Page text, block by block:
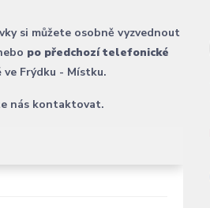
si můžete osobně vyzvednout
po předchozí telefonické
ve Frýdku - Místku.
nás kontaktovat.